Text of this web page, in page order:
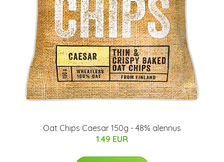
Oat Chips Caesar 150g - 48% alennus
1.49 EUR